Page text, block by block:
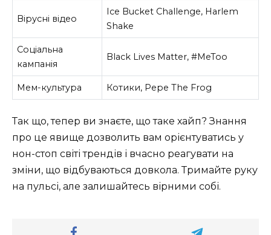
Вірусні відео
Ice Bucket Challenge, Harlem
Shake
Соціальна
кампанія
Black Lives Matter, #MeToo
Мем-культура Котики, Pepe The Frog
Так що, тепер ви знаєте, що таке хайп? Знання
про це явище дозволить вам орієнтуватись у
нон-стоп світі трендів і вчасно реагувати на
зміни, що відбуваються довкола. Тримайте руку
на пульсі, але залишайтесь вірними собі.